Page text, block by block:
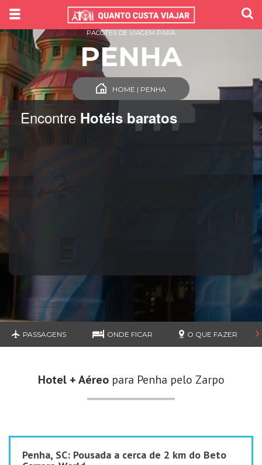
Encontre Hotéis baratos
PACOTES DE VIAGEM PARA
PENHA
HOME | PENHA
PASSAGENS ONDE FICAR O QUE FAZER
Hotel + Aéreopara Penha pelo Zarpo
Penha, SC: Pousada a cerca de 2 km do Beto